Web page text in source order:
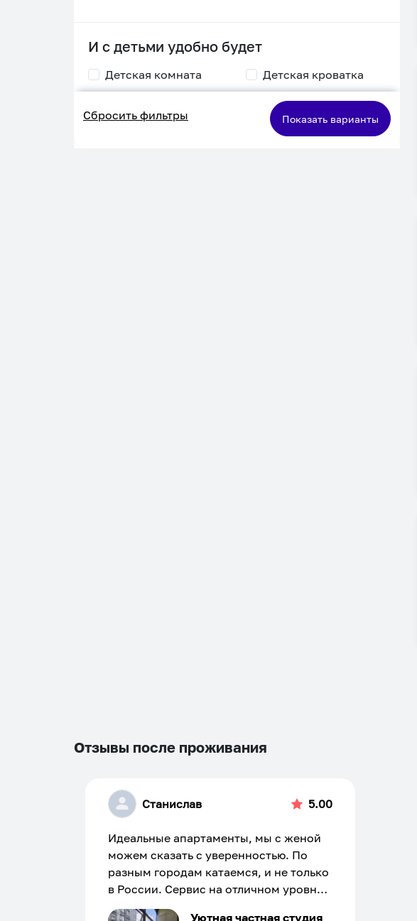
И с детьми удобно будет
Детская комната
кормления
Детская кроватка
Двухъярусная
кровать
Сбросить фильтры Показать варианты
Отзывы после проживания
Станислав 5.00
Идеальные апартаменты, мы с женой
можем сказать с уверенностью. По
разным городам катаемся, и не только
в России. Сервис на отличном уровне.
Хозяин апартаментов доброй души
Уютная частная студия